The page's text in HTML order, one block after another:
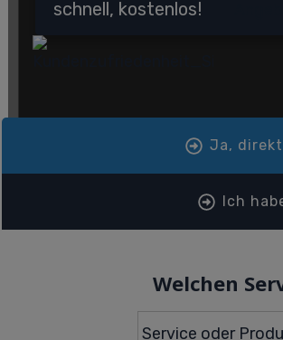
schnell, kostenlos!
Ja,
Ich
Welchen